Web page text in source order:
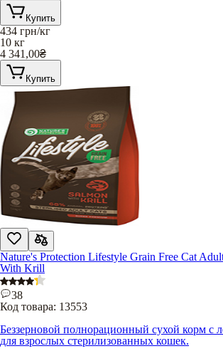
Купить
434 грн/кг
10 кг
4 341,00₴
Купить
Nature's Protection Lifestyle Grain Free Cat
With Krill
38
Код товара: 13553
Беззерновой полнорационный сухой корм с
для взрослых стерилизованных кошек.